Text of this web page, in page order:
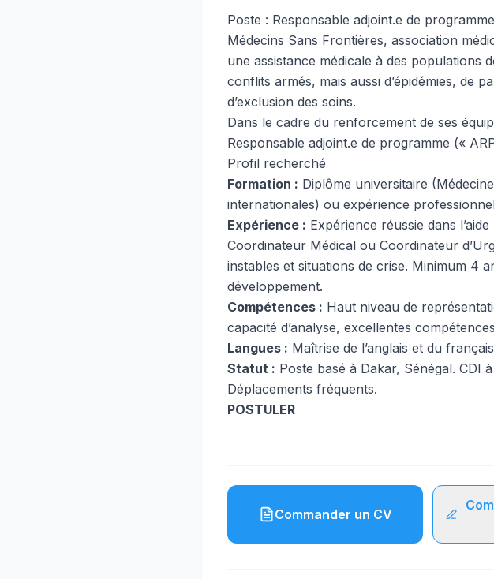
Poste : Responsable adjoint.e de
Médecins Sans Frontières, association
une assistance médicale à des populations
conflits armés, mais aussi d’épidémies, de
d’exclusion des soins.
Dans le cadre du renforcement de ses
Responsable adjoint.e de programme («
Profil recherché
Formation : Diplôme universitaire
internationales) ou expérience
Expérience : Expérience réussie dans
Coordinateur Médical ou Coordinateur
instables et situations de crise. Minimum 4
développement.
Compétences : Haut niveau de
capacité d’analyse, excellentes
Langues : Maîtrise de l’anglais et du
Statut : Poste basé à Dakar, Sénégal. CDI
Déplacements fréquents.
POSTULER
Commander un CV